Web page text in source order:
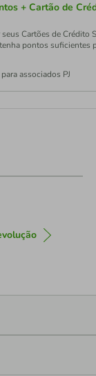
+ Cartão de
Cartões de Crédito
pontos suficientes
associados PJ